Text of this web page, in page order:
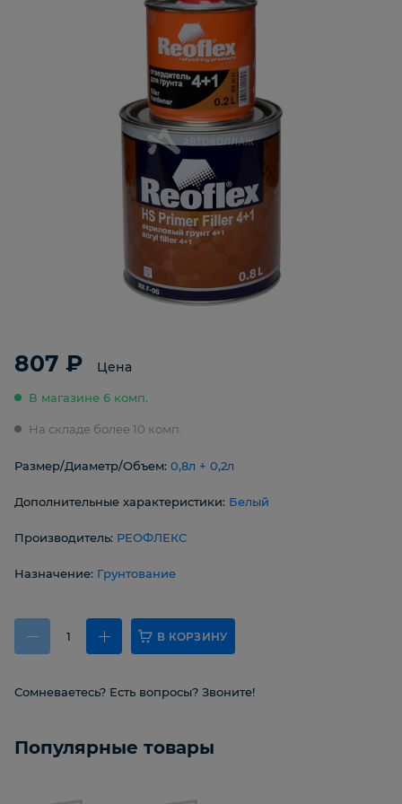
807 ₽ Цена
В магазине 6 комп.
На складе более 10 комп.
Размер/Диаметр/Объем: 0,8л + 0,2л
Дополнительные характеристики: Белый
Производитель: РЕОФЛЕКС
Назначение: Грунтование
В КОРЗИНУ
Сомневаетесь? Есть вопросы? Звоните!
Популярные товары